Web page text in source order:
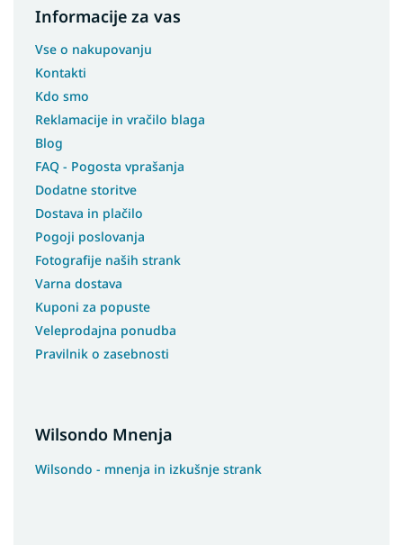
Informacije za vas
Vse o nakupovanju
Kontakti
Kdo smo
Reklamacije in vračilo blaga
Blog
FAQ - Pogosta vprašanja
Dodatne storitve
Dostava in plačilo
Pogoji poslovanja
Fotografije naših strank
Varna dostava
Kuponi za popuste
Veleprodajna ponudba
Pravilnik o zasebnosti
Wilsondo Mnenja
Wilsondo - mnenja in izkušnje strank